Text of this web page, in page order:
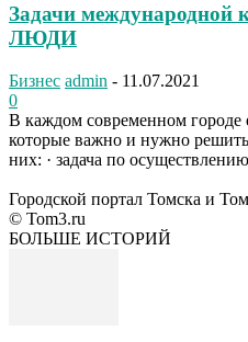
Задачи
ЛЮДИ
Бизнес admin - 11.07.2021
0
В каждом современном городе
которые важно и нужно
них: · задача по
Городской портал Томска и
© Tom3.ru
БОЛЬШЕ ИСТОРИЙ